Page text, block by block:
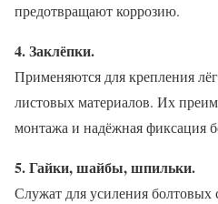
предотвращают коррозию.
4. Заклёпки.
Применяются для крепления
листовых материалов. Их
монтажа и надёжная фиксация
5. Гайки, шайбы, шпильки.
Служат для усиления